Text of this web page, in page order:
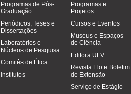
Programas de Pós-
Graduação
Periódicos, Teses e
Dissertações
Laboratórios e
Núcleos de Pesquisa
Comitês de Ética
Institutos
Programas e
Projetos
Cursos e Eventos
Museus e Espaços
de Ciência
Editora UFV
Revista Elo e Boletim
de Extensão
Serviço de Estágio